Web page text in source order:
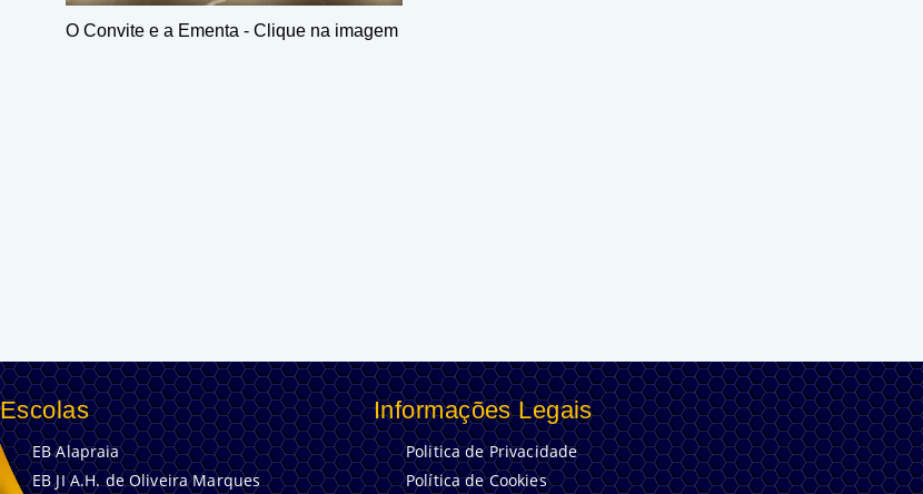
O Convite e a Ementa - Clique na imagem
Escolas
EB Alapraia
EB JI A.H. de Oliveira Marques
Informações Legais
Politica de Privacidade
Política de Cookies